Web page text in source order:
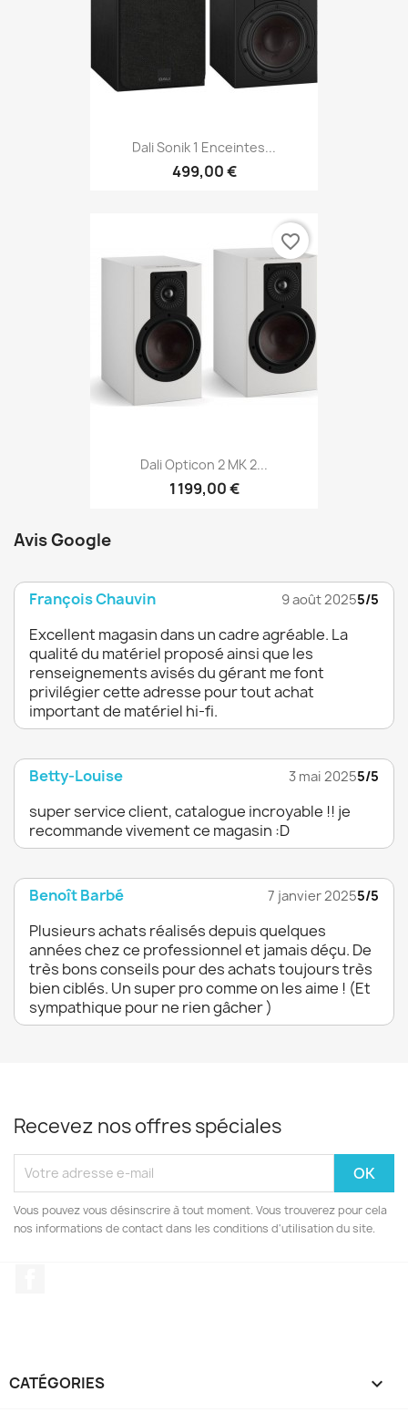
Dali Sonik 1 Enceintes...
499,00 €
Dali Opticon 2 MK 2...
1 199,00 €
favorite_border
Avis Google
François Chauvin 9 août 20255/5
Excellent magasin dans un cadre agréable. La
qualité du matériel proposé ainsi que les
renseignements avisés du gérant me font
privilégier cette adresse pour tout achat
important de matériel hi-fi.
Betty-Louise 3 mai 20255/5
super service client, catalogue incroyable !! je
recommande vivement ce magasin :D
Benoît Barbé 7 janvier 20255/5
Plusieurs achats réalisés depuis quelques
années chez ce professionnel et jamais déçu. De
très bons conseils pour des achats toujours très
bien ciblés. Un super pro comme on les aime ! (Et
sympathique pour ne rien gâcher )
Recevez nos offres spéciales
Vous pouvez vous désinscrire à tout moment. Vous trouverez pour cela
nos informations de contact dans les conditions d'utilisation du site.
CATÉGORIES 